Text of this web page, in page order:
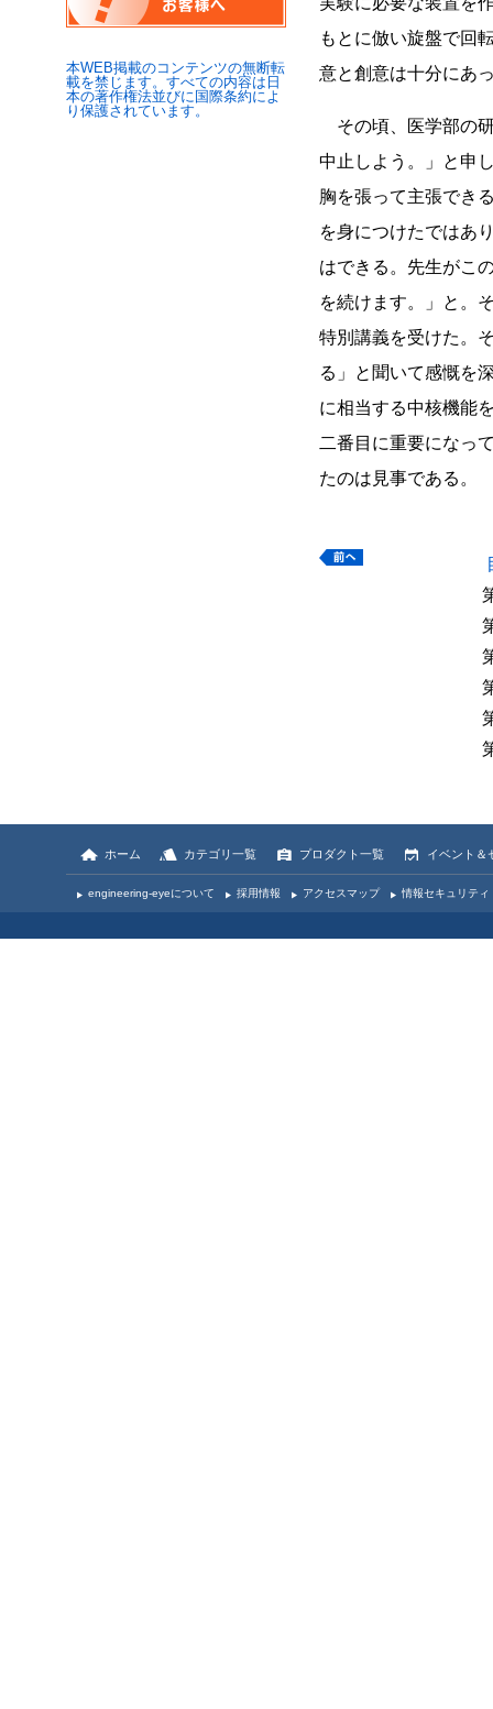
本WEB掲載のコンテンツの無断転
載を禁じます。すべての内容は日
本の著作権法並びに国際条約によ
り保護されています。
もとに倣い旋盤で回
意と創意は十分にあ
その頃、医学部の
中止しよう。」と申
胸を張って主張でき
を身につけたではあ
はできる。先生がこ
を続けます。」と。
特別講義を受けた。
る」と聞いて感慨を
に相当する中核機能
二番目に重要になっ
たのは見事である。
ホーム カテゴリ一覧 プロダクト一覧 イベント＆
engineering-eyeについて 採用情報 アクセスマップ 情報セキュリテ